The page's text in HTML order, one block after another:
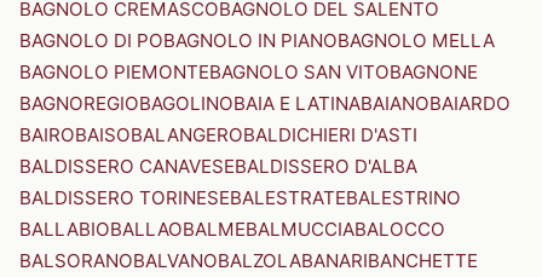
BAGNOLO CREMASCOBAGNOLO DEL SALENTO
BAGNOLO DI POBAGNOLO IN PIANOBAGNOLO MELLA
BAGNOLO PIEMONTEBAGNOLO SAN VITOBAGNONE
BAGNOREGIOBAGOLINOBAIA E LATINABAIANOBAIARDO
BAIROBAISOBALANGEROBALDICHIERI D'ASTI
BALDISSERO CANAVESEBALDISSERO D'ALBA
BALDISSERO TORINESEBALESTRATEBALESTRINO
BALLABIOBALLAOBALMEBALMUCCIABALOCCO
BALSORANOBALVANOBALZOLABANARIBANCHETTE